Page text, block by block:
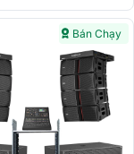
Bán Chạy